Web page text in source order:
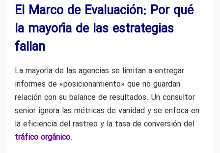
El Marco de Evaluación: Por qué
la mayoría de las estrategias
fallan
La mayoría de las agencias se limitan a entregar
informes de «posicionamiento» que no guardan
relación con su balance de resultados. Un consultor
senior ignora las métricas de vanidad y se enfoca en
la eficiencia del rastreo y la tasa de conversión del
tráfico orgánico.